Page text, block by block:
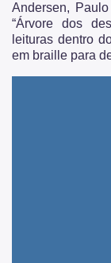
Andersen,
“Árvore dos
leituras dentro
em braille para